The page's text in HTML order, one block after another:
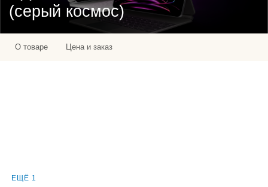
(серый космос)
О товаре Цена и заказ
ЕЩЁ 1